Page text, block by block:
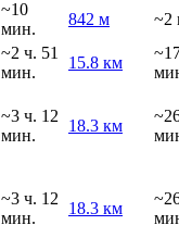
~10
мин.
842 м
~2
~2 ч. 51
мин.
15.8 км
~3 ч. 12
мин.
18.3 км
~3 ч. 12
мин.
18.3 км